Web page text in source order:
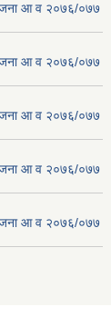
आ व २०७६/०७७
आ व २०७६/०७७
आ व २०७६/०७७
आ व २०७६/०७७
आ व २०७६/०७७